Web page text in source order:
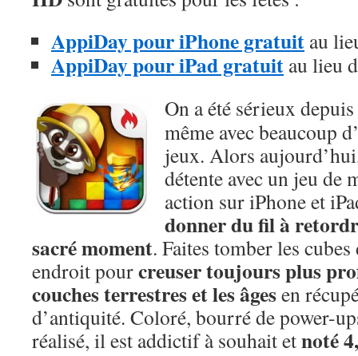
AppiDay pour iPhone gratuit au
AppiDay pour iPad gratuit au lieu
On a été sérieux
même avec beaucoup
jeux. Alors
détente avec un jeu de
action sur iPhone et
donner du fil à
sacré moment. Faites tomber les
endroit pourcreuser toujours plus
couches terrestres et les âgesen
d’antiquité. Coloré, bourré de power-
réalisé, il est addictif à souhait etnoté